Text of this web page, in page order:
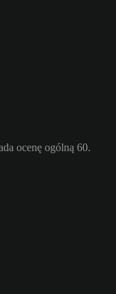
ocenę ogólną 60.